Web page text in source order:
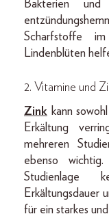
Bakterien
Scharfstoffe
Lindenblüten
2. Vitamine und
Zink kann
Erkältung
mehreren
ebenso
Studienlage
Erkältungsdauer
für ein starkes